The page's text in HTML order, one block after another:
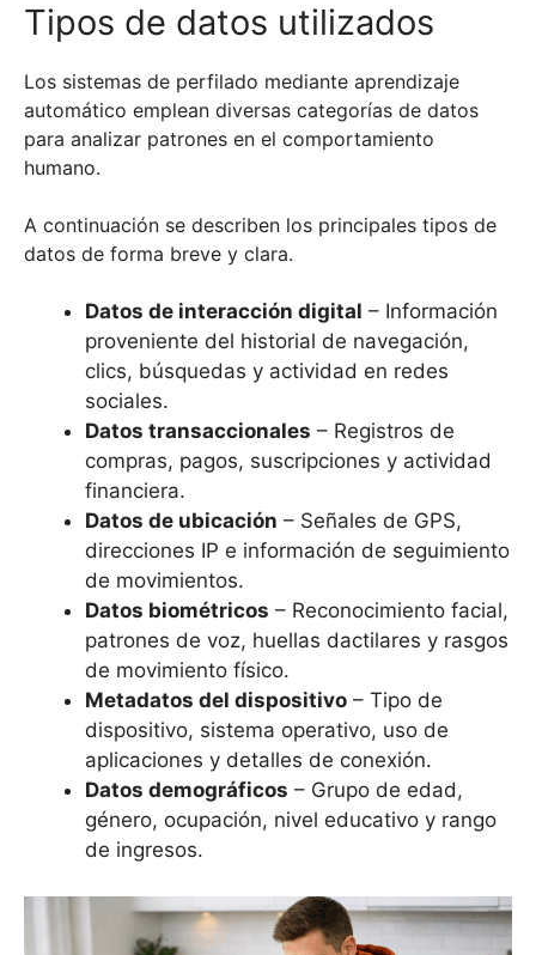
Tipos de datos utilizados
Los sistemas de perfilado mediante aprendizaje
automático emplean diversas categorías de datos
para analizar patrones en el comportamiento
humano.
A continuación se describen los principales tipos de
datos de forma breve y clara.
Datos de interacción digital – Información
proveniente del historial de navegación,
clics, búsquedas y actividad en redes
sociales.
Datos transaccionales – Registros de
compras, pagos, suscripciones y actividad
financiera.
Datos de ubicación – Señales de GPS,
direcciones IP e información de seguimiento
de movimientos.
Datos biométricos – Reconocimiento facial,
patrones de voz, huellas dactilares y rasgos
de movimiento físico.
Metadatos del dispositivo – Tipo de
dispositivo, sistema operativo, uso de
aplicaciones y detalles de conexión.
Datos demográficos – Grupo de edad,
género, ocupación, nivel educativo y rango
de ingresos.